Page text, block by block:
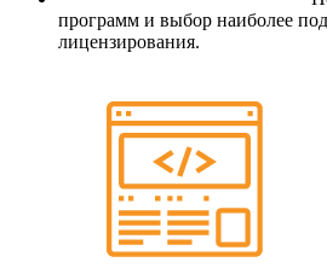
программ и выбор наиболее
лицензирования.